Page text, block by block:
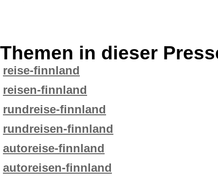
Themen in dieser
reise-finnland
reisen-finnland
rundreise-finnland
rundreisen-finnland
autoreise-finnland
autoreisen-finnland